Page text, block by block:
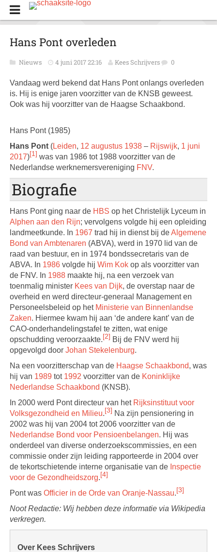
Hans Pont overleden
Nieuws 4 juni 2017 22:16 Kees Schrijvers 0
Vandaag werd bekend dat Hans Pont onlangs overleden
is. Hij is enige jaren voorzitter van de KNSB geweest.
Ook was hij voorzitter van de Haagse Schaakbond.
Hans Pont (1985)
Hans Pont (Leiden, 12 augustus 1938 – Rijswijk, 1 juni
2017)[1] was van 1986 tot 1988 voorzitter van de
Nederlandse werknemersvereniging FNV.
Biografie
Hans Pont ging naar de HBS op het Christelijk Lyceum in
Alphen aan den Rijn; vervolgens volgde hij een opleiding
landmeetkunde. In 1967 trad hij in dienst bij deAlgemene
Bond van Ambtenaren (ABVA), werd in 1970 lid van de
raad van bestuur, en in 1974 bondssecretaris van de
ABVA. In 1986 volgde hij Wim Kok op als voorzitter van
de FNV. In 1988 maakte hij, na een verzoek van
toenmalig minister Kees van Dijk, de overstap naar de
overheid en werd directeur-generaal Management en
Personeelsbeleid op het Ministerie van Binnenlandse
Zaken. Hiermee kwam hij aan ‘de andere kant’ van de
CAO-onderhandelingstafel te zitten, wat enige
opschudding veroorzaakte.[2] Bij de FNV werd hij
opgevolgd door Johan Stekelenburg.
Na een voorzitterschap van de Haagse Schaakbond, was
hij van 1989 tot 1992 voorzitter van de Koninklijke
Nederlandse Schaakbond (KNSB).
In 2000 werd Pont directeur van het Rijksinstituut voor
Volksgezondheid en Milieu.[3] Na zijn pensionering in
2002 was hij van 2004 tot 2006 voorzitter van de
Nederlandse Bond voor Pensioenbelangen. Hij was
onderdeel van diverse onderzoekscommissies, en een
commissie onder zijn leiding rapporteerde in 2004 over
de tekortschietende interne organisatie van de Inspectie
voor de Gezondheidszorg.[4]
Pont was Officier in de Orde van Oranje-Nassau.[3]
Noot Redactie: Wij hebben deze informatie via Wikipedia
verkregen.
Over Kees Schrijvers